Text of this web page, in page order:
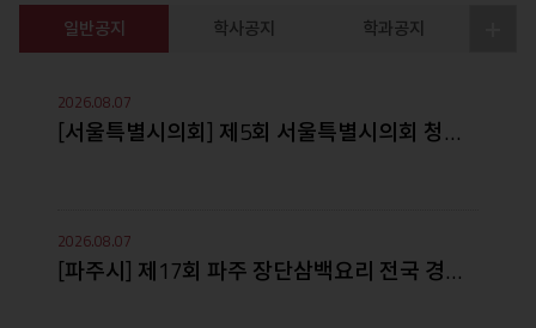
일반공지
2026.08.07
[서울특별시의회] 제5회 서울특별시의회 청년 학술논문 공모전 안내
2026.08.07
[파주시] 제17회 파주 장단삼백요리 전국 경연대회 안내
학사공지 학과공지